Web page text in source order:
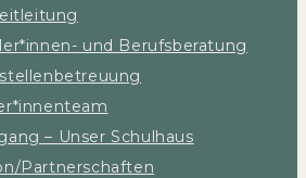
und Berufsberatung
– Unser Schulhaus
Partnerschaften